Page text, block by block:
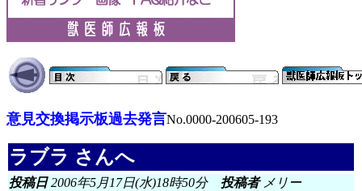
意見交換掲示板過去発言No.0000-200605-193
ラブラ さんへ
投稿日2006年5月17日(水)18時50分 投稿者メリー